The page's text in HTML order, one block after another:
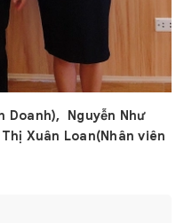
Doanh), Nguyễn Như
Xuân Loan(Nhân viên